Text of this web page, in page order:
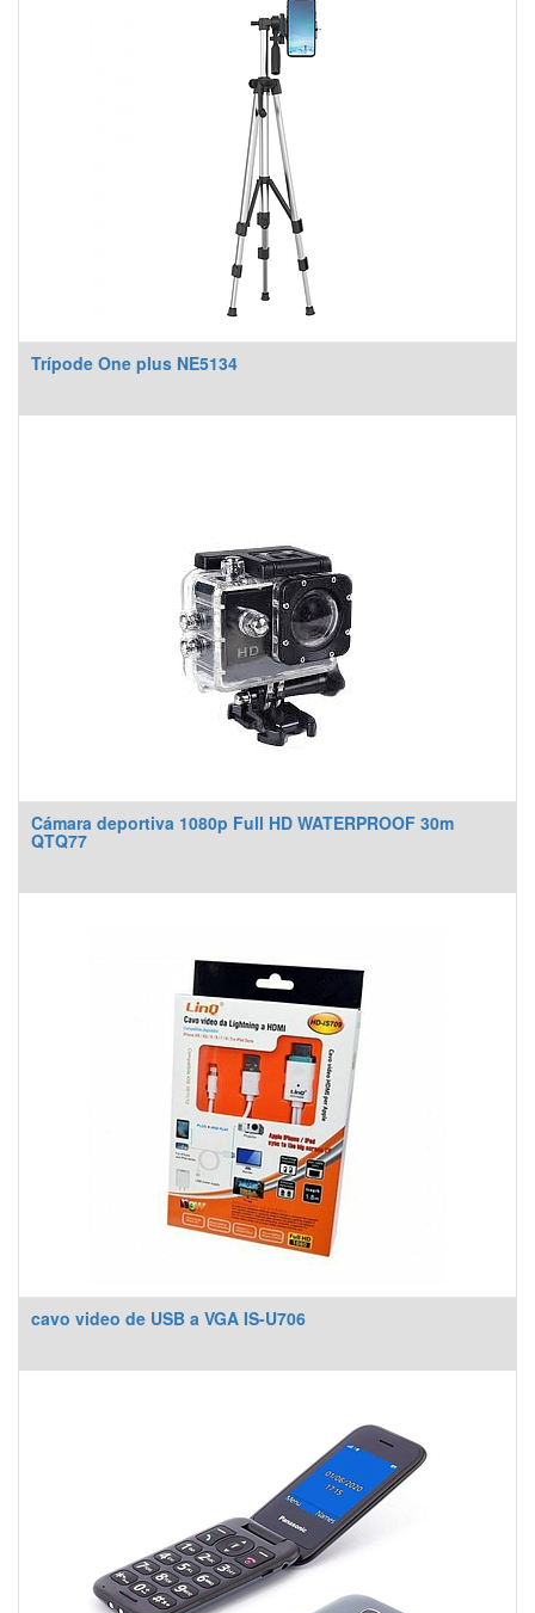
Trípode One plus NE5134
Cámara deportiva 1080p Full HD WATERPROOF 30m
QTQ77
cavo video de USB a VGA IS-U706